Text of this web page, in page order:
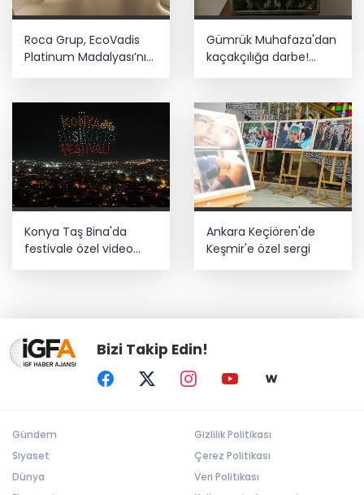
Roca Grup, EcoVadis
Platinum Madalyası’nı
üst üste ikinci kez
Gümrük Muhafaza'dan
kaçakçılığa darbe!
2026'da 58 bin 519 canlı
Konya Taş Bina'da
festivale özel video
mapping ve drone
Ankara Keçiören'de
Keşmir'e özel sergi
Bizi Takip Edin!
Gündem
Siyaset
Dünya
Gizlilik Politikası
Çerez Politikası
Veri Politikası